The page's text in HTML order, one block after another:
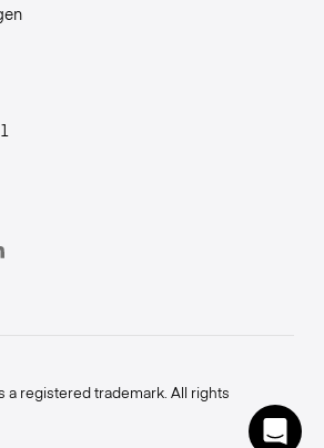
a registered trademark. All rights